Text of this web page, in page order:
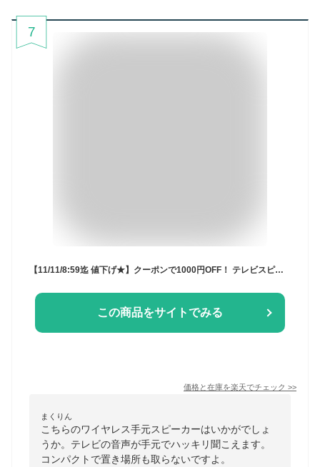
7
【11/11/8:59迄 値下げ★】クーポンで1000円OFF！ テレビスピーカー 高齢者 ワイヤレス 手元スピーカー ワイヤレス手元スピーカー 耳元スピーカー テレビ用 コードレススピーカー 手元テレビスピーカー 高齢者 充電式 スポーツ観戦 キッチン 夜間 映画鑑賞 送料無料【RSL】
この商品をサイトでみる
価格と在庫を楽天でチェック >>
まくりん
こちらのワイヤレス手元スピーカーはいかがでしょ
うか。テレビの音声が手元でハッキリ聞こえます。
コンパクトで置き場所も取らないですよ。